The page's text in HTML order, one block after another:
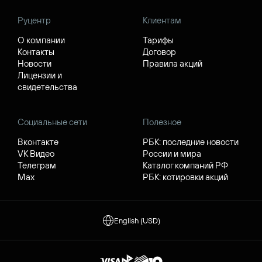
Руцентр
О компании
Контакты
Новости
Лицензии и
свидетельства
Клиентам
Тарифы
Договор
Правила акций
Социальные сети
Вконтакте
VK Видео
Телеграм
Max
Полезное
РБК: последние новости
России и мира
Каталог компаний РФ
РБК: котировки акций
English (USD)